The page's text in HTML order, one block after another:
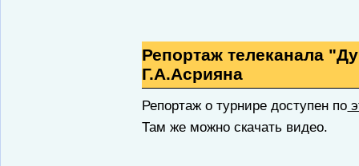
Репортаж телеканала
Г.А.Асрияна
Репортаж о турнире доступен по
Там же можно скачать видео.